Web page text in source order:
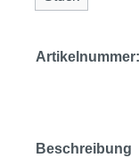
Artikelnummer:
Beschreibung